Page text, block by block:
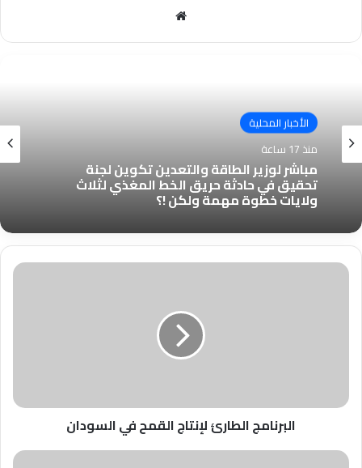
الأخبار المحلية
منذ 17 ساعة
مباشر لوزير الطاقة والتعدين تكوين لجنة
تحقيق في حادثة حريق الخط المغذي لثلاث
ولايات خطوة مهمة ولكن !؟
البرنامج
البرنامج الطارئ لإنتاج القمح في السودان
الجمارك